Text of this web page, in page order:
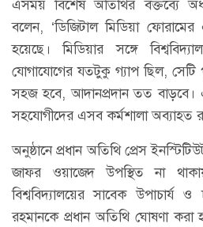
এসময় বিশেষ অতিথির বক্তব্যে
বলেন, ‘ডিজিটাল মিডিয়া
হয়েছে। মিডিয়ার সঙ্গে
যোগাযোগের যতটুকু গ্যাপ ছিল,
সহজ হবে, আদানপ্রদান তত
সহযোগীদের এসব কর্মশালা অব্যাহত
অনুষ্ঠানে প্রধান অতিথি প্রেস
জাফর ওয়াজেদ উপস্থিত না
বিশ্ববিদ্যালয়ের সাবেক উপাচার্য
রহমানকে প্রধান অতিথি ঘোষণা